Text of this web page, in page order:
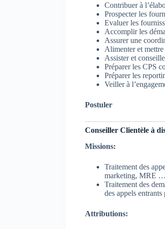
Contribuer à
Prospecter les
Evaluer les
Accomplir les
Assurer une
Alimenter et
Assister et
Préparer les CPS
Préparer les
Veiller à
Postuler
Conseiller Clientèle à
Missions:
Traitement des
marketing, MRE
Traitement des
des appels
Attributions: